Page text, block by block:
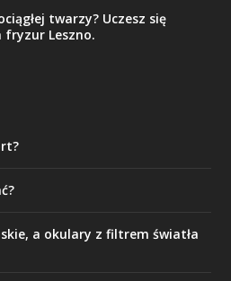
twarzy? Uczesz się
Leszno.
a okulary z filtrem światła